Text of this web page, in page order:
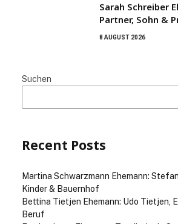
Sarah Schreiber
Partner, Sohn &
8 AUGUST 2026
Suchen
Recent Posts
Martina Schwarzmann Ehemann:
Kinder & Bauernhof
Bettina Tietjen Ehemann: Udo Tietjen,
Beruf